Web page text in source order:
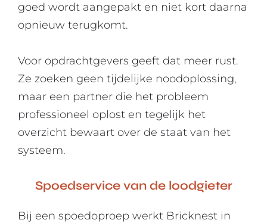
goed wordt aangepakt en niet kort daarna
opnieuw terugkomt.
Voor opdrachtgevers geeft dat meer rust.
Ze zoeken geen tijdelijke noodoplossing,
maar een partner die het probleem
professioneel oplost en tegelijk het
overzicht bewaart over de staat van het
systeem.
Spoedservice van de loodgieter
Bij een spoedoproep werkt Bricknest in